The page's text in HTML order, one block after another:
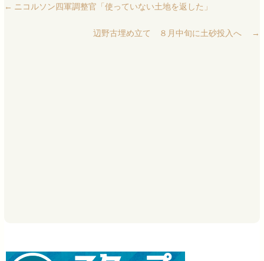
← ニコルソン四軍調整官「使っていない土地を返した」
辺野古埋め立て ８月中旬に土砂投入へ →